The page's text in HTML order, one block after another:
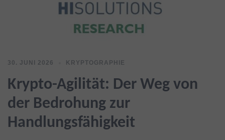
30. JUNI 2026 KRYPTOGRAPHIE
Krypto-Agilität: Der Weg von
der Bedrohung zur
Handlungsfähigkeit